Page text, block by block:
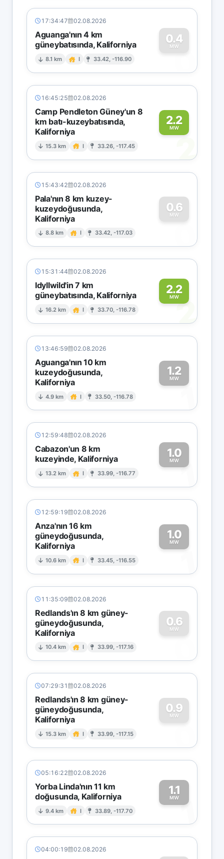
17:34:47 02.08.2026
Aguanga'nın 4 km
güneybatısında, Kaliforniya
8.1 km I 33.42, -116.90
0.4
MW
0
16:45:25 02.08.2026
Camp Pendleton Güney'un 8
km batı-kuzeybatısında,
Kaliforniya
15.3 km I 33.26, -117.45
2.2
MW
2
15:43:42 02.08.2026
Pala'nın 8 km kuzey-
kuzeydoğusunda,
Kaliforniya
8.8 km I 33.42, -117.03
0.6
MW
0
15:31:44 02.08.2026
Idyllwild'in 7 km
güneybatısında, Kaliforniya
16.2 km I 33.70, -116.78
2.2
MW2
13:46:59 02.08.2026
Aguanga'nın 10 km
kuzeydoğusunda,
Kaliforniya
4.9 km I 33.50, -116.78
1.2
MW
1
12:59:48 02.08.2026
Cabazon'un 8 km
kuzeyinde, Kaliforniya
13.2 km I 33.99, -116.77
1.0
MW1
12:59:19 02.08.2026
Anza'nın 16 km
güneydoğusunda,
Kaliforniya
10.6 km I 33.45, -116.55
1.0
MW
1
11:35:09 02.08.2026
Redlands'ın 8 km güney-
güneydoğusunda,
Kaliforniya
10.4 km I 33.99, -117.16
0.6
MW
0
07:29:31 02.08.2026
Redlands'ın 8 km güney-
güneydoğusunda,
Kaliforniya
15.3 km I 33.99, -117.15
0.9
MW
0
05:16:22 02.08.2026
Yorba Linda'nın 11 km
doğusunda, Kaliforniya
9.4 km I 33.89, -117.70
1.1
MW1
04:00:19 02.08.2026